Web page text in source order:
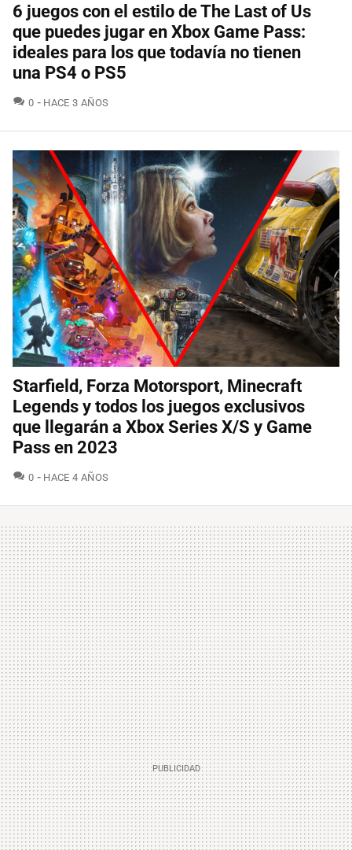
6 juegos con el estilo de The Last of Us
que puedes jugar en Xbox Game Pass:
ideales para los que todavía no tienen
una PS4 o PS5
0 COMENTARIOS
HACE 3 AÑOS
Starfield, Forza Motorsport, Minecraft
Legends y todos los juegos exclusivos
que llegarán a Xbox Series X/S y Game
Pass en 2023
0 COMENTARIOS
HACE 4 AÑOS